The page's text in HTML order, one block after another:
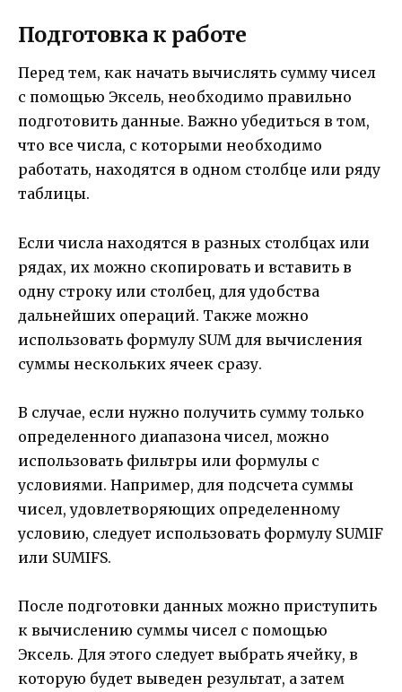
Подготовка к работе
Перед тем, как начать вычислять сумму чисел
с помощью Эксель, необходимо правильно
подготовить данные. Важно убедиться в том,
что все числа, с которыми необходимо
работать, находятся в одном столбце или ряду
таблицы.
Если числа находятся в разных столбцах или
рядах, их можно скопировать и вставить в
одну строку или столбец, для удобства
дальнейших операций. Также можно
использовать формулу SUM для вычисления
суммы нескольких ячеек сразу.
В случае, если нужно получить сумму только
определенного диапазона чисел, можно
использовать фильтры или формулы с
условиями. Например, для подсчета суммы
чисел, удовлетворяющих определенному
условию, следует использовать формулу SUMIF
или SUMIFS.
После подготовки данных можно приступить
к вычислению суммы чисел с помощью
Эксель. Для этого следует выбрать ячейку, в
которую будет выведен результат, а затем